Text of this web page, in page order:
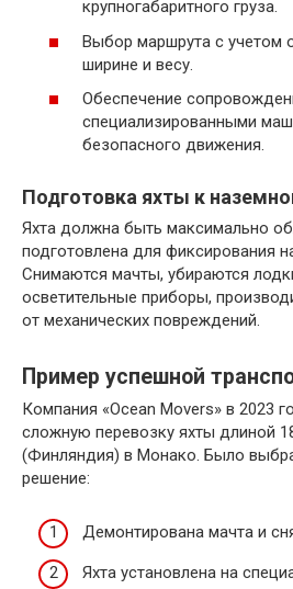
крупногабаритного груза.
Выбор маршрута с учетом
ширине и весу.
Обеспечение
специализированными
безопасного движения.
Подготовка яхты к
Яхта должна быть максимально
подготовлена для фиксирования
Снимаются мачты, убираются
осветительные приборы,
от механических повреждений.
Пример успешной
Компания «Ocean Movers» в 2023
сложную перевозку яхты длиной
(Финляндия) в Монако. Было
решение:
Демонтирована мачта и
Яхта установлена на